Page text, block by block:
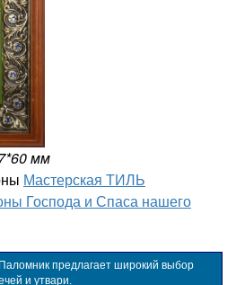
мм
Мастерская ТИЛЬ
Господа и Спаса нашего
предлагает широкий выбор
и утвари.